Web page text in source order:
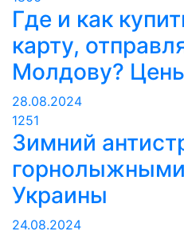
Где и как
карту,
Молдову?
28.08.2024
1251
Зимний
Украины
24.08.2024